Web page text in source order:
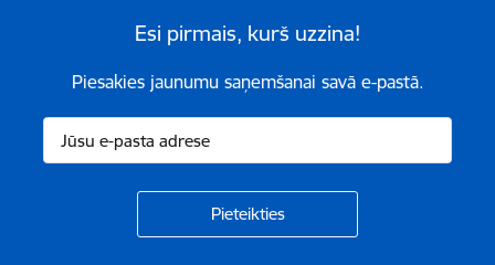
Esi pirmais, kurš uzzina!
Piesakies jaunumu saņemšanai savā e-pastā.